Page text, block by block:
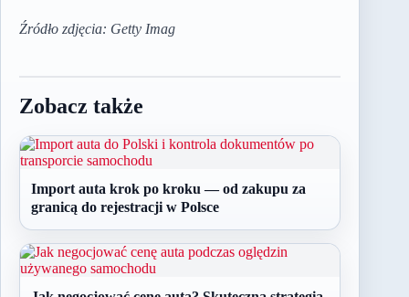
Źródło zdjęcia: Getty Imag
Zobacz także
Import auta krok po kroku — od zakupu za
granicą do rejestracji w Polsce